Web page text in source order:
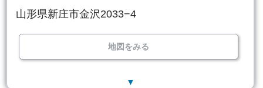
山形県新庄市金沢2033−4
地図をみる
▼